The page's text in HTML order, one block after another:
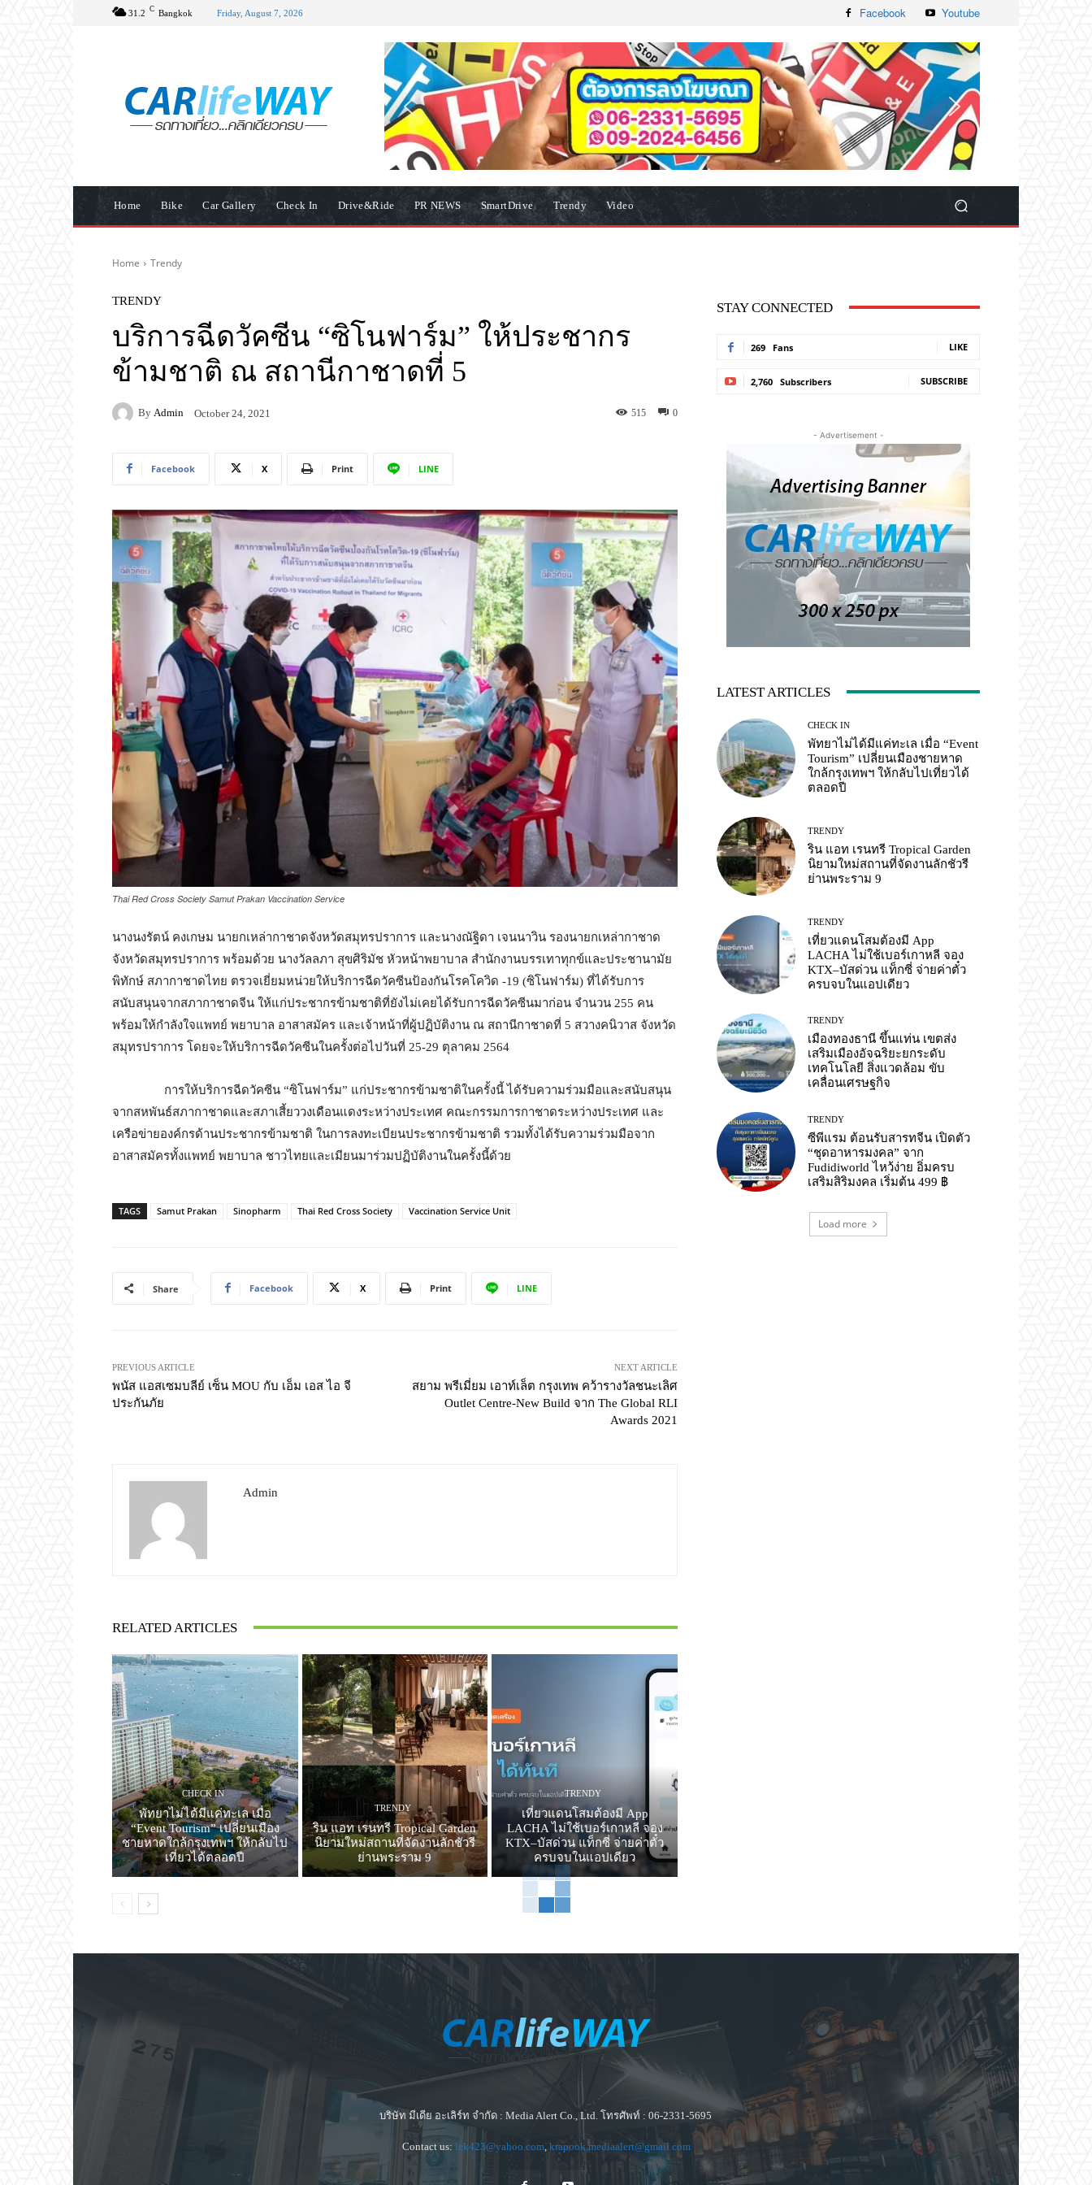
31.2 C Bangkok Friday, August 7, 2026 Facebook Youtube
Home Bike Car Gallery Check In Drive&Ride PR NEWS SmartDrive Trendy Video
Home Trendy
TRENDY
บริการฉีดวัคซีน “ซิโนฟาร์ม” ให้ประชากร
ข้ามชาติ ณ สถานีกาชาดที่ 5
By Admin October 24, 2021 0
515
Facebook X Print LINE
Thai Red Cross Society Samut Prakan Vaccination Service
นางนงรัตน์ คงเกษม นายกเหล่ากาชาดจังหวัดสมุทรปราการ และนางณัฐิดา เจนนาวิน รองนายกเหล่ากาชาด
จังหวัดสมุทรปราการ พร้อมด้วย นางวัลลภา สุขศิริมัช หัวหน้าพยาบาล สำนักงานบรรเทาทุกข์และประชานามัย
พิทักษ์ สภากาชาดไทย ตรวจเยี่ยมหน่วยให้บริการฉีดวัคซีนป้องกันโรคโควิด -19 (ซิโนฟาร์ม) ที่ได้รับการ
สนับสนุนจากสภากาชาดจีน ให้แก่ประชากรข้ามชาติที่ยังไม่เคยได้รับการฉีดวัคซีนมาก่อน จำนวน 255 คน
พร้อมให้กำลังใจแพทย์ พยาบาล อาสาสมัคร และเจ้าหน้าที่ผู้ปฏิบัติงาน ณ สถานีกาชาดที่ 5 สวางคนิวาส จังหวัด
สมุทรปราการ โดยจะให้บริการฉีดวัคซีนในครั้งต่อไปวันที่ 25-29 ตุลาคม 2564
การให้บริการฉีดวัคซีน “ซิโนฟาร์ม” แก่ประชากรข้ามชาติในครั้งนี้ ได้รับความร่วมมือและสนับสนุน
จากสหพันธ์สภากาชาดและสภาเสี้ยววงเดือนแดงระหว่างประเทศ คณะกรรมการกาชาดระหว่างประเทศ และ
เครือข่ายองค์กรด้านประชากรข้ามชาติ ในการลงทะเบียนประชากรข้ามชาติ รวมทั้งได้รับความร่วมมือจาก
อาสาสมัครทั้งแพทย์ พยาบาล ชาวไทยและเมียนมาร่วมปฏิบัติงานในครั้งนี้ด้วย
TAGS Samut Prakan Sinopharm Thai Red Cross Society Vaccination Service Unit
Share Facebook X Print LINE
PREVIOUS ARTICLE
พนัส แอสเซมบลีย์ เซ็น MOU กับ เอ็ม เอส ไอ จี
ประกันภัย
NEXT ARTICLE
สยาม พรีเมี่ยม เอาท์เล็ต กรุงเทพ คว้ารางวัลชนะเลิศ
Outlet Centre-New Build จาก The Global RLI
Awards 2021
Admin
RELATED ARTICLES
CHECK IN
พัทยาไม่ได้มีแค่ทะเล เมื่อ
“Event Tourism” เปลี่ยนเมือง
ชายหาดใกล้กรุงเทพฯ ให้กลับไป
เที่ยวได้ตลอดปี
TRENDY
ริน แอท เรนทรี Tropical Garden
นิยามใหม่สถานที่จัดงานลักชัวรี
ย่านพระราม 9
TRENDY
เที่ยวแดนโสมต้องมี App
LACHA ไม่ใช้เบอร์เกาหลี จอง
KTX–บัสด่วน แท็กซี่ จ่ายค่าตั๋ว
ครบจบในแอปเดียว
STAY CONNECTED
269 Fans LIKE
2,760 Subscribers SUBSCRIBE
- Advertisement -
LATEST ARTICLES
CHECK IN
พัทยาไม่ได้มีแค่ทะเล เมื่อ “Event
Tourism” เปลี่ยนเมืองชายหาด
ใกล้กรุงเทพฯ ให้กลับไปเที่ยวได้
ตลอดปี
TRENDY
ริน แอท เรนทรี Tropical Garden
นิยามใหม่สถานที่จัดงานลักชัวรี
ย่านพระราม 9
TRENDY
เที่ยวแดนโสมต้องมี App
LACHA ไม่ใช้เบอร์เกาหลี จอง
KTX–บัสด่วน แท็กซี่ จ่ายค่าตั๋ว
ครบจบในแอปเดียว
TRENDY
เมืองทองธานี ขึ้นแท่น เขตส่ง
เสริมเมืองอัจฉริยะยกระดับ
เทคโนโลยี สิ่งแวดล้อม ขับ
เคลื่อนเศรษฐกิจ
TRENDY
ซีพีแรม ต้อนรับสารทจีน เปิดตัว
“ชุดอาหารมงคล” จาก
Fudidiworld ไหว้ง่าย อิ่มครบ
เสริมสิริมงคล เริ่มต้น 499 ฿
Load more
บริษัท มีเดีย อะเลิร์ท จำกัด : Media Alert Co., Ltd. โทรศัพท์ : 06-2331-5695
Contact us: lek423@yahoo.com, krapook.mediaalert@gmail.com